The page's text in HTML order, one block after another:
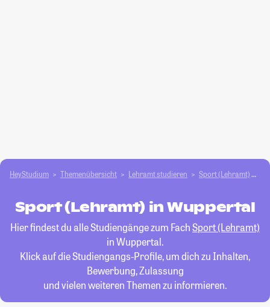
HeyStudium Themenübersicht Lehramt studieren Sport (Lehramt)
Sport (Lehramt) in Wuppertal
Hier findest du alle Studiengänge zum FachSport (Lehramt)
in Wuppertal.
Klick auf die Studiengangs-Profile, um dich zu Inhalten,
Bewerbung, Zulassung
und vielen weiteren Themen zu informieren.